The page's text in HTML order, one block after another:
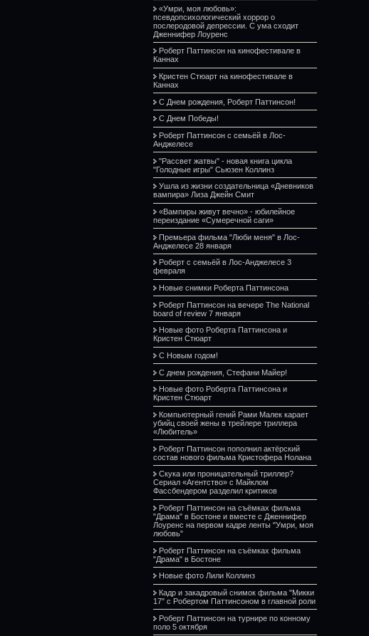
«Умри, моя любовь»:
псевдопсихологический хоррор о
послеродовой депрессии. С ума сходит
Дженнифер Лоуренс
Роберт Паттинсон на кинофестивале в
Каннах
Кристен Стюарт на кинофестивале в
Каннах
С Днем рождения, Роберт Паттинсон!
С Днем Победы!
Роберт Паттинсон с семьёй в Лос-
Анджелесе
"Рассвет жатвы" - новая книга цикла
"Голодные игры" Сьюзен Коллинз
Ушла из жизни создательница «Дневников
вампира» Лиза Джейн Смит
«Вампиры живут вечно» - юбилейное
переиздание «Сумеречной саги»
Премьера фильма "Люби меня" в Лос-
Анджелесе 28 января
Роберт с семьёй в Лос-Анджелесе 3
февраля
Новые снимки Роберта Паттинсона
Роберт Паттинсон на вечере The National
board of review 7 января
Новые фото Роберта Паттинсона и
Кристен Стюарт
С Новым годом!
С днем рождения, Стефани Майер!
Новые фото Роберта Паттинсона и
Кристен Стюарт
Компьютерный гений Рами Малек карает
убийц своей жены в трейлере триллера
«Любитель»
Роберт Паттинсон пополнил актёрский
состав нового фильма Кристофера Нолана
Скука или проницательный триллер?
Сериал «Агентство» с Майклом
Фассбендером разделил критиков
Роберт Паттинсон на съёмках фильма
"Драма" в Бостоне и вместе с Дженнифер
Лоуренс на первом кадре ленты "Умри, моя
любовь"
Роберт Паттинсон на съёмках фильма
"Драма" в Бостоне
Новые фото Лили Коллинз
Кадр и закадровый снимок фильма "Микки
17" с Робертом Паттинсоном в главной роли
Роберт Паттинсон на турнире по конному
поло 5 октября